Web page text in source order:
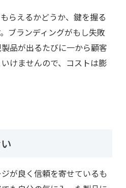
らえるかどうか、鍵を握る
ブランディングがもし失敗
品が出るたびに一から顧客
けませんので、コストは膨
が良く信頼を寄せているも